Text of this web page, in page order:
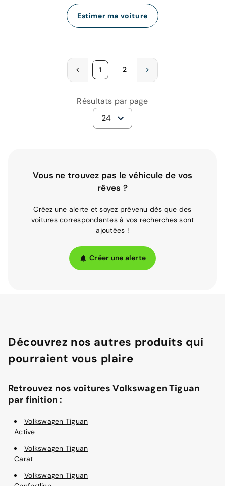
Estimer ma voiture
1 2
Résultats par page
24
Vous ne trouvez pas le véhicule de vos
rêves ?
Créez une alerte et soyez prévenu dès que des
voitures correspondantes à vos recherches sont
ajoutées !
Créer une alerte
Découvrez nos autres produits qui
pourraient vous plaire
Retrouvez nos voitures Volkswagen Tiguan
par finition :
Volkswagen Tiguan
Active
Volkswagen Tiguan
Carat
Volkswagen Tiguan